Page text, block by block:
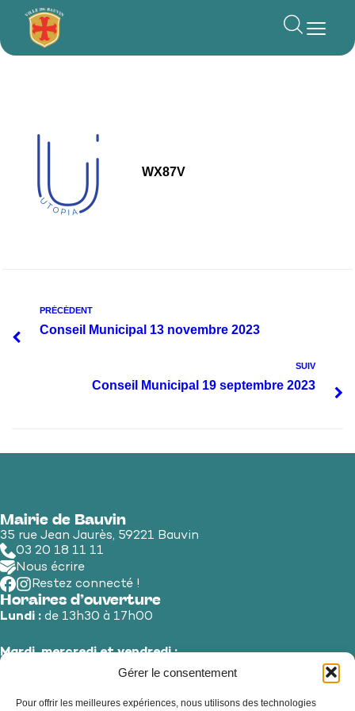
Gérer le consentement
Pour offrir les meilleures expériences, nous utilisons des technologies
principal
WX87V
PRÉCÉDENT
Conseil Municipal 13 novembre 2023
SUIV
Conseil Municipal 19 septembre 2023
Mairie de Bauvin
35 rue Jean Jaurès, 59221 Bauvin
03 20 18 11 11
Nous écrire
Restez connecté !
Horaires d’ouverture
Lundi : de 13h30 à 17h00
Mardi, mercredi et vendredi :
de 8h30 à 12h00 et de 13h30 à 17h00
Jeudi et samedi :de 8h30 à 12h00